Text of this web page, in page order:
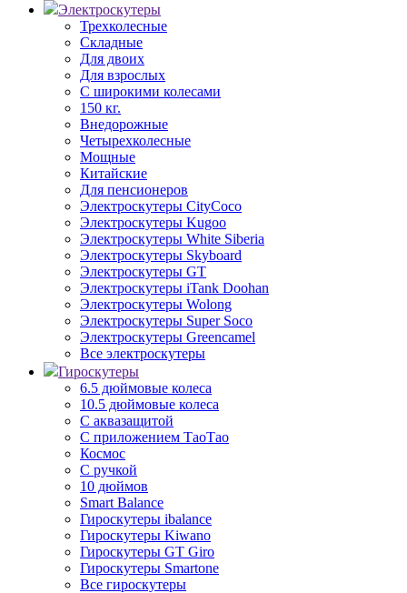
Электроскутеры
Трехколесные
Складные
Для двоих
Для взрослых
С широкими колесами
150 кг.
Внедорожные
Четырехколесные
Мощные
Китайские
Для пенсионеров
Электроскутеры CityCoco
Электроскутеры Kugoo
Электроскутеры White Siberia
Электроскутеры Skyboard
Электроскутеры GT
Электроскутеры iTank Doohan
Электроскутеры Wolong
Электроскутеры Super Soco
Электроскутеры Greencamel
Все электроскутеры
Гироскутеры
6.5 дюймовые колеса
10.5 дюймовые колеса
С аквазащитой
С приложением ТаоТао
Космос
С ручкой
10 дюймов
Smart Balance
Гироскутеры ibalance
Гироскутеры Kiwano
Гироскутеры GT Giro
Гироскутеры Smartone
Все гироскутеры